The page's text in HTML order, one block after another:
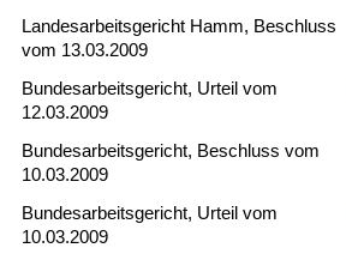
Landesarbeitsgericht Hamm, Beschluss
vom 13.03.2009
Bundesarbeitsgericht, Urteil vom
12.03.2009
Bundesarbeitsgericht, Beschluss vom
10.03.2009
Bundesarbeitsgericht, Urteil vom
10.03.2009